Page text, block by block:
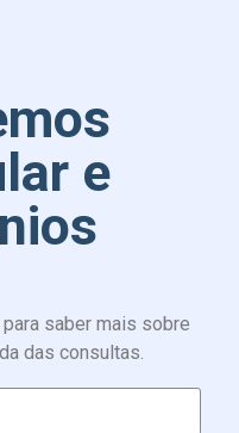
e
saber mais sobre
das consultas.